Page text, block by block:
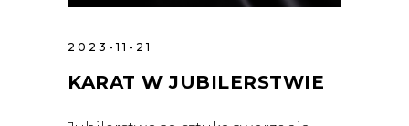
2023-11-21
KARAT W JUBILERSTWIE